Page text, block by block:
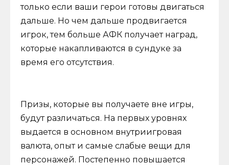
только если ваши герои готовы двигаться
дальше. Но чем дальше продвигается
игрок, тем больше АФК получает наград,
которые накапливаются в сундуке за
время его отсутствия.
Призы, которые вы получаете вне игры,
будут различаться. На первых уровнях
выдается в основном внутриигровая
валюта, опыт и самые слабые вещи для
персонажей. Постепенно повышается